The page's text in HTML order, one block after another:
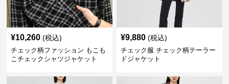
¥10,260 (税込)
チェック柄ファッション もこも
こチェックシャツジャケット
¥9,880 (税込)
チェック服 チェック柄テーラー
ドジャケット